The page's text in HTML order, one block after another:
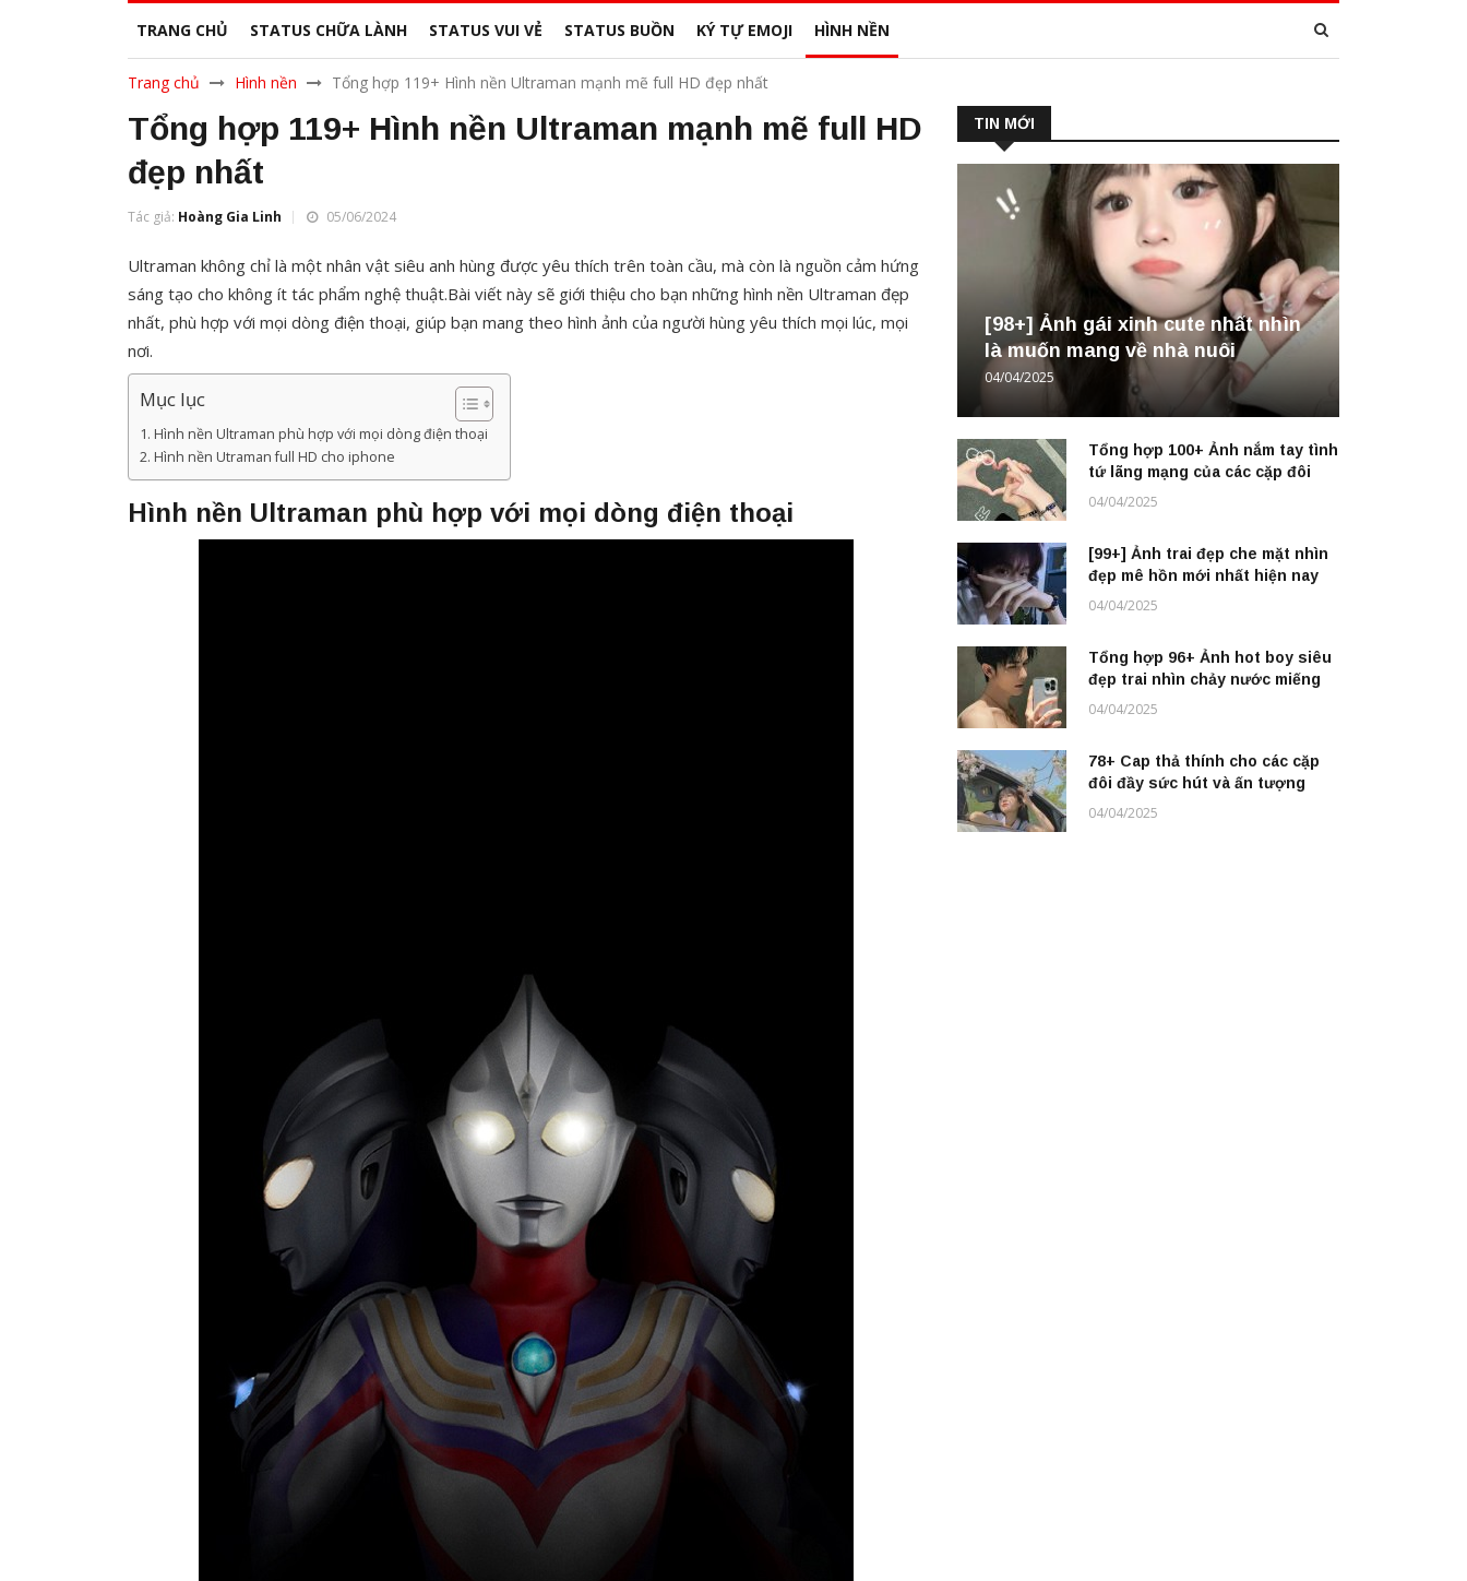
TRANG CHỦ STATUS CHỮA LÀNH STATUS VUI VẺ STATUS BUỒN KÝ TỰ EMOJI HÌNH NỀN
Trang chủ Hình nền Tổng hợp 119+ Hình nền Ultraman mạnh mẽ full HD đẹp nhất
Tổng hợp 119+ Hình nền Ultraman mạnh mẽ full HD
đẹp nhất
Tác giả: Hoàng Gia Linh 05/06/2024
Ultraman không chỉ là một nhân vật siêu anh hùng được yêu thích trên toàn cầu, mà còn là nguồn cảm hứng
sáng tạo cho không ít tác phẩm nghệ thuật.Bài viết này sẽ giới thiệu cho bạn những hình nền Ultraman đẹp
nhất, phù hợp với mọi dòng điện thoại, giúp bạn mang theo hình ảnh của người hùng yêu thích mọi lúc, mọi
nơi.
Mục lục
Hình nền Ultraman phù hợp với mọi dòng điện thoại
Hình nền Utraman full HD cho iphone
Hình nền Ultraman phù hợp với mọi dòng điện thoại
TIN MỚI
[98+] Ảnh gái xinh cute nhất nhìn
là muốn mang về nhà nuôi
04/04/2025
Tổng hợp 100+ Ảnh nắm tay tình
tứ lãng mạng của các cặp đôi
04/04/2025
[99+] Ảnh trai đẹp che mặt nhìn
đẹp mê hồn mới nhất hiện nay
04/04/2025
Tổng hợp 96+ Ảnh hot boy siêu
đẹp trai nhìn chảy nước miếng
04/04/2025
78+ Cap thả thính cho các cặp
đôi đầy sức hút và ấn tượng
04/04/2025